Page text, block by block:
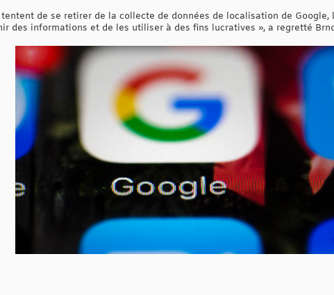
de se retirer de la collecte de données de localisation de
des informations et de les utiliser à des fins lucratives », a regretté